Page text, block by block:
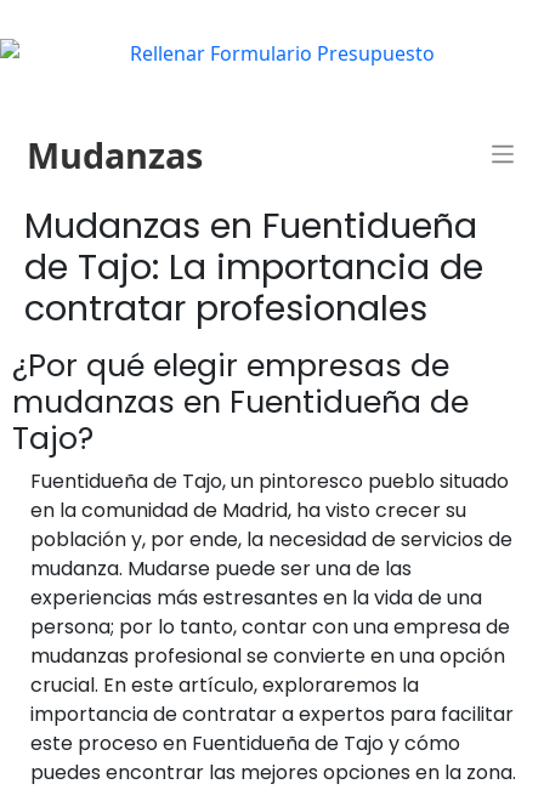
Mudanzas
Mudanzas en Fuentidueña
de Tajo: La importancia de
contratar profesionales
¿Por qué elegir empresas de
mudanzas en Fuentidueña de
Tajo?
Fuentidueña de Tajo, un pintoresco pueblo situado
en la comunidad de Madrid, ha visto crecer su
población y, por ende, la necesidad de servicios de
mudanza. Mudarse puede ser una de las
experiencias más estresantes en la vida de una
persona; por lo tanto, contar con una empresa de
mudanzas profesional se convierte en una opción
crucial. En este artículo, exploraremos la
importancia de contratar a expertos para facilitar
este proceso en Fuentidueña de Tajo y cómo
puedes encontrar las mejores opciones en la zona.